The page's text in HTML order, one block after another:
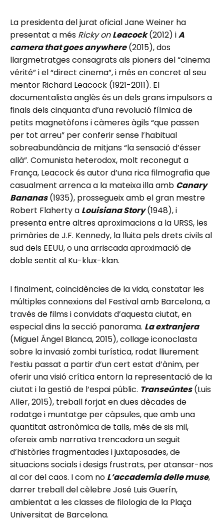
La presidenta del jurat oficial Jane Weiner ha
presentat a més Ricky onLeacock(2012) iA
camera that goes anywhere(2015), dos
llargmetratges consagrats als pioners del “cinema
vérité” i el “direct cinema”, i més en concret al seu
mentor Richard Leacock (1921-2011). El
documentalista anglès és un dels grans impulsors a
finals dels cinquanta d’una revolució fílmica de
petits magnetòfons i càmeres àgils “que passen
per tot arreu” per conferir sense l’habitual
sobreabundància de mitjans “la sensació d’ésser
allà”. Comunista heterodox, molt reconegut a
França, Leacock és autor d’una rica filmografia que
casualment arrenca a la mateixa illa amb Canary
Bananas(1935), prossegueix amb el gran mestre
Robert Flaherty a Louisiana Story(1948), i
presenta entre altres aproximacions a la URSS, les
primàries de J.F. Kennedy, la lluita pels drets civils al
sud dels EEUU, o una arriscada aproximació de
doble sentit al Ku-klux-klan.
I finalment, coincidències de la vida, constatar les
múltiples connexions del Festival amb Barcelona, a
través de films i convidats d’aquesta ciutat, en
especial dins la secció panorama. La extranjera
(Miguel Ángel Blanca, 2015), collage iconoclasta
sobre la invasió zombi turística, rodat lliurement
l’estiu passat a partir d’un cert estat d’ànim, per
oferir una visió crítica entorn la representació de la
ciutat i la gestió de l’espai públic. Transeúntes(Luis
Aller, 2015), treball forjat en dues dècades de
rodatge i muntatge per càpsules, que amb una
quantitat astronòmica de talls, més de sis mil,
ofereix amb narrativa trencadora un seguit
d’històries fragmentades i juxtaposades, de
situacions socials i desigs frustrats, per atansar-nos
al cor del caos. I com no L’accademia delle muse,
darrer treball del cèlebre José Luis Guerín,
ambientat a les classes de filologia de la Plaça
Universitat de Barcelona.